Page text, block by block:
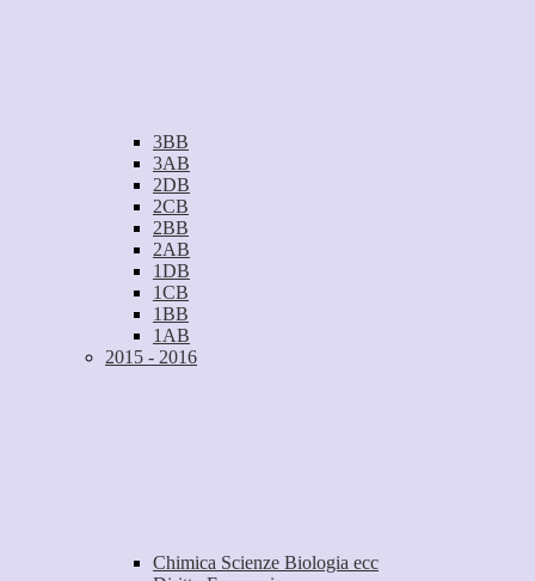
3BB
3AB
2DB
2CB
2BB
2AB
1DB
1CB
1BB
1AB
2015 - 2016
Chimica Scienze Biologia ecc